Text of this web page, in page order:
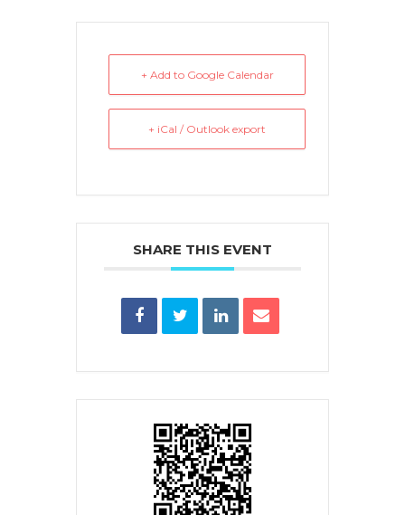
+ Add to Google Calendar
+ iCal / Outlook export
SHARE THIS EVENT